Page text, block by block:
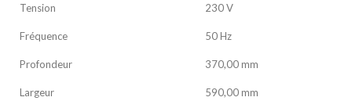
Tension 230 V
Fréquence 50 Hz
Profondeur 370,00 mm
Largeur 590,00 mm